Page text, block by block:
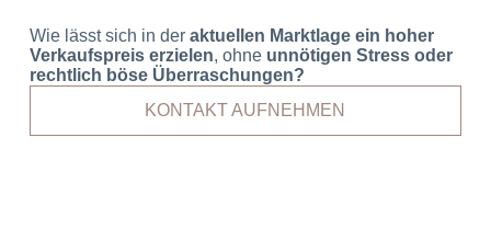
Wie lässt sich in der aktuellen Marktlage ein hoher
Verkaufspreis erzielen, ohne unnötigen Stress oder
rechtlich böse Überraschungen?
KONTAKT AUFNEHMEN